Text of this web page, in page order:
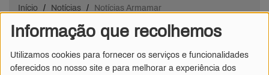
Informação que recolhemos
Utilizamos cookies para fornecer os serviços e funcionalidades
oferecidos no nosso site e para melhorar a experiência dos
Início Notícias Notícias Armamar
Notícias Armamar